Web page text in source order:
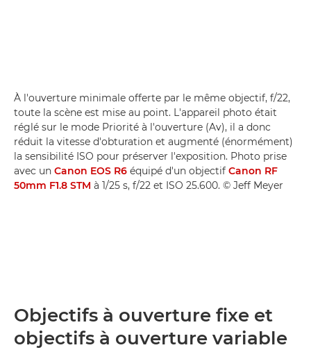
À l'ouverture minimale offerte par le même objectif, f/22,
toute la scène est mise au point. L'appareil photo était
réglé sur le mode Priorité à l'ouverture (Av), il a donc
réduit la vitesse d'obturation et augmenté (énormément)
la sensibilité ISO pour préserver l'exposition. Photo prise
avec un Canon EOS R6 équipé d'un objectif Canon RF
50mm F1.8 STM à 1/25 s, f/22 et ISO 25.600. © Jeff Meyer
Objectifs à ouverture fixe et
objectifs à ouverture variable